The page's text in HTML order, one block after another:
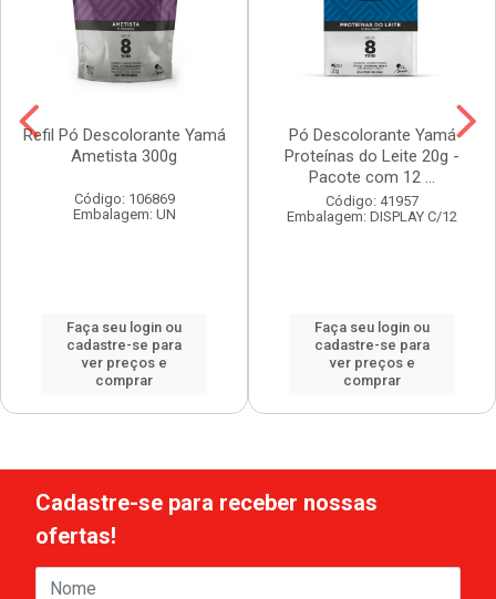
Refil Pó Descolorante Yamá
Ametista 300g
Código: 106869
Embalagem: UN
Faça seu login ou
cadastre-se para
ver preços e
comprar
Pó Descolorante Yamá
Proteínas do Leite 20g -
Pacote com 12 ...
Código: 41957
Embalagem: DISPLAY C/12
Faça seu login ou
cadastre-se para
ver preços e
comprar
Cadastre-se para receber nossas
ofertas!